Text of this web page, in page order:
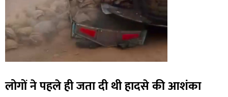
लोगों ने पहले ही जता दी थी हादसे की आशंका